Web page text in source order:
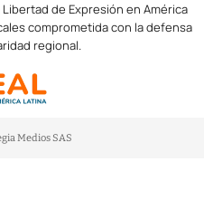
de Expresión en América
comprometida con la defensa
regional.
Medios SAS